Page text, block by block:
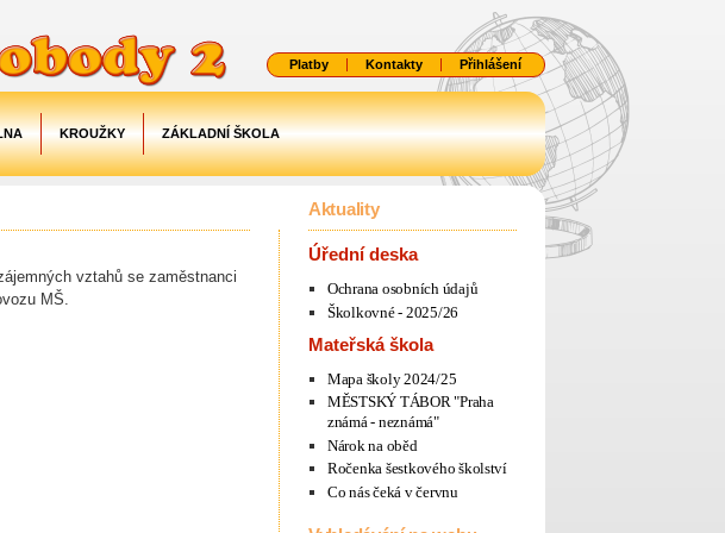
Platby Kontakty Přihlášení
KROUŽKY ZÁKLADNÍ ŠKOLA
vztahů se zaměstnanci
MŠ.
Aktuality
Úřední deska
Ochrana osobních údajů
Školkovné - 2025/26
Mateřská škola
Mapa školy 2024/25
MĚSTSKÝ TÁBOR "Praha
známá - neznámá"
Nárok na oběd
Ročenka šestkového školství
Co nás čeká v červnu